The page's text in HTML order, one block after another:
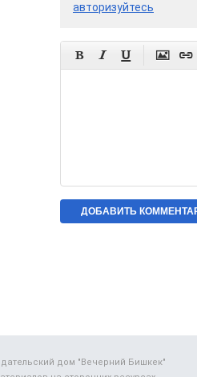
авторизуйтесь
    
дом "Вечерний Бишкек"